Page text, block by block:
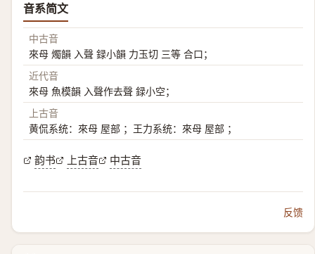
音系简文
中古音
來母 燭韻 入聲 録小韻 力玉切 三等 合口；
近代音
來母 魚模韻 入聲作去聲 録小空；
上古音
黄侃系统：來母 屋部 ；王力系统：來母 屋部 ；
韵书 上古音 中古音
反馈